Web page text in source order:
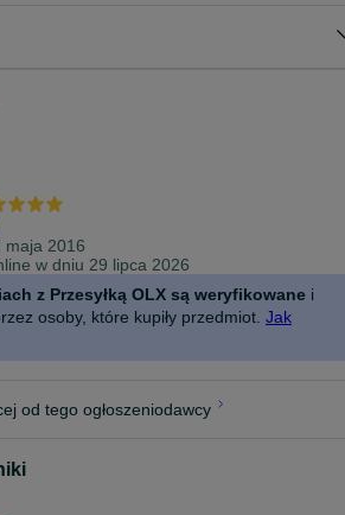
maja 2016
w dniu 29 lipca 2026
z Przesyłką OLX są weryfikowane i
osoby, które kupiły przedmiot. Jak
od tego ogłoszeniodawcy